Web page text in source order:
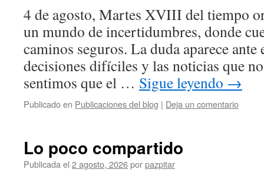
4 de agosto, Martes XVIII del tiempo
un mundo de incertidumbres, donde
caminos seguros. La duda aparece
decisiones difíciles y las noticias que
sentimos que el … Sigue leyendo →
Publicado en Publicaciones del blog | Deja un comentario
Lo poco compartido
Publicada el 2 agosto, 2026porpazpitar